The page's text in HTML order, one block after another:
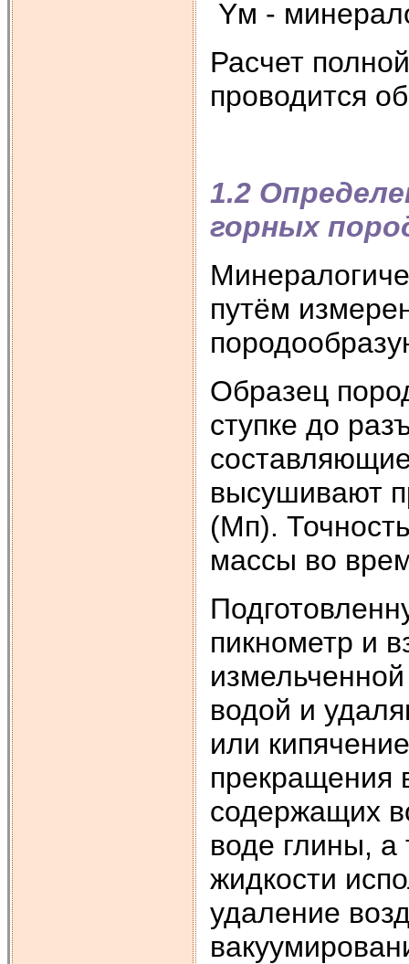
Yм -
Расчет
проводится
1.2
горных
путём
Образец
ступке до
высушивают
(Мп).
массы во
пикнометр и
водой и
или
прекращения
содержащих
воде глины, а
жидкости
удаление